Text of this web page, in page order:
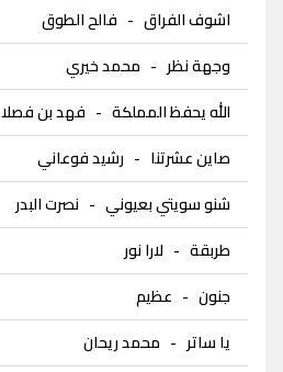
اشوف الفراق - فالح الطوق
وجهة نظر - محمد خيري
الله يحفظ المملكة - فهد بن فصلا
صاين عشرتنا - رشيد فوعاني
شنو سويتي بعيوني - نصرت البدر
طربقة - لارا نور
جنون - عظيم
يا ساتر - محمد ريحان